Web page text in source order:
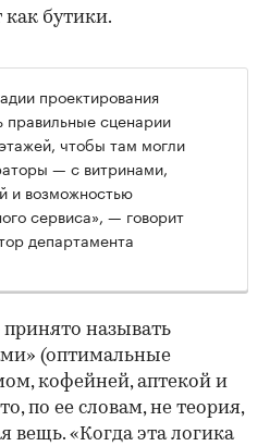
бутики.
проектирования
правильные сценарии
чтобы там могли
— с витринами,
и возможностью
сервиса», — говорит
департамента
принято называть
(оптимальные
кофейней, аптекой и
по ее словам, не теория,
вещь. «Когда эта логика